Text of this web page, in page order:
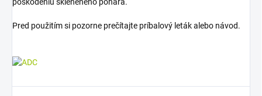
Pred použitím si pozorne prečítajte príbalový leták alebo návod.